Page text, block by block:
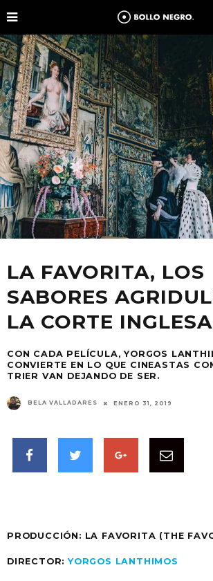
LA FAVORITA, LOS
SABORES
LA CORTE INGLESA
CON CADA PELÍCULA, YORGOS
CONVIERTE EN LO QUE CINEASTAS
TRIER VAN DEJANDO DE SER.
BELA VALLADARES ENERO 31, 2019
PRODUCCIÓN: LA FAVORITA (THE
DIRECTOR:YORGOS LANTHIMOS